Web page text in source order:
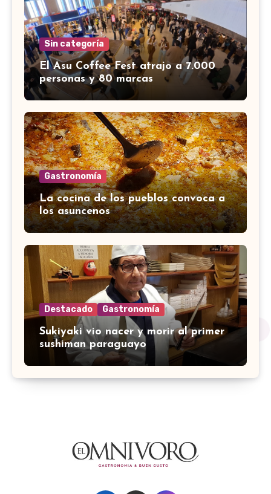
Sin categoría
El Asu Coffee Fest atrajo a 7.000
personas y 80 marcas
Gastronomía
La cocina de los pueblos convoca a
los asuncenos
Destacado Gastronomía
Sukiyaki vio nacer y morir al primer
sushiman paraguayo